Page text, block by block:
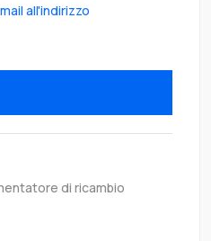
all'indirizzo
di ricambio